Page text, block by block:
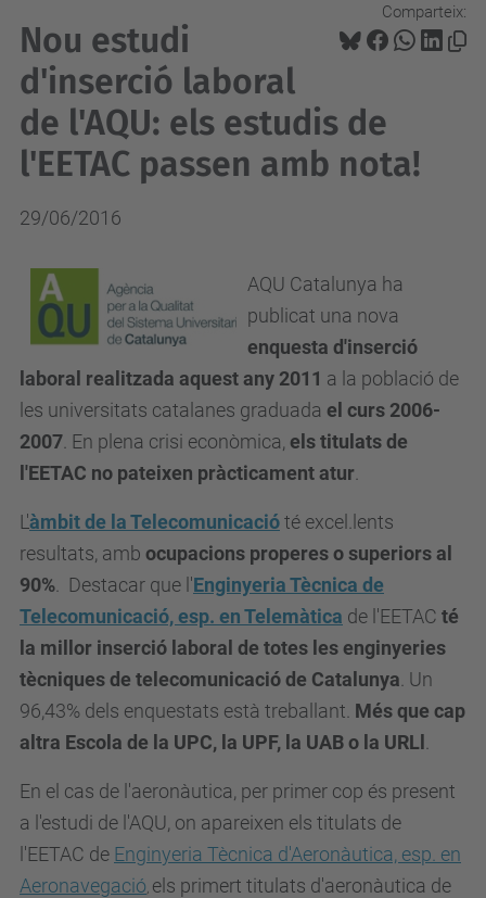
Comparteix:
Nou estudi
d'inserció laboral
de l'AQU: els estudis de
l'EETAC passen amb nota!
29/06/2016
AQU Catalunya ha
publicat una nova
enquesta d'inserció
laboral realitzada aquest any 2011 a la població de
les universitats catalanes graduada el curs 2006-
2007 . En plena crisi econòmica, els titulats de
l'EETAC no pateixen pràcticament atur
L'àmbit de la Telecomunicacióté excel.lents
resultats, amb ocupacions properes o superiors al
90% . Destacar que l'Enginyeria Tècnica de
Telecomunicació, esp. en Telemàtica de l'EETAC té
la millor inserció laboral de totes les enginyeries
tècniques de telecomunicació de Catalunya . Un
96,43% dels enquestats està treballant. Més que cap
altra Escola de la UPC, la UPF, la UAB o la URLl
En el cas de l'aeronàutica, per primer cop és present
a l'estudi de l'AQU, on apareixen els titulats de
l'EETAC de Enginyeria Tècnica d'Aeronàutica, esp. en
Aeronavegació, els primert titulats d'aeronàutica de